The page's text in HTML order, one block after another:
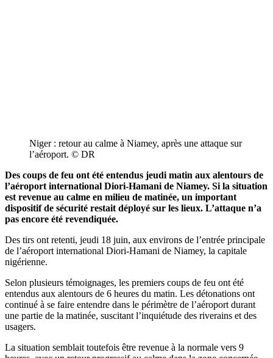
Niger : retour au calme à Niamey, après une attaque sur
l’aéroport. © DR
Des coups de feu ont été entendus jeudi matin aux alentours de
l’aéroport international Diori-Hamani de Niamey. Si la situation
est revenue au calme en milieu de matinée, un important
dispositif de sécurité restait déployé sur les lieux. L’attaque n’a
pas encore été revendiquée.
Des tirs ont retenti, jeudi 18 juin, aux environs de l’entrée principale
de l’aéroport international Diori-Hamani de Niamey, la capitale
nigérienne.
Selon plusieurs témoignages, les premiers coups de feu ont été
entendus aux alentours de 6 heures du matin. Les détonations ont
continué à se faire entendre dans le périmètre de l’aéroport durant
une partie de la matinée, suscitant l’inquiétude des riverains et des
usagers.
La situation semblait toutefois être revenue à la normale vers 9